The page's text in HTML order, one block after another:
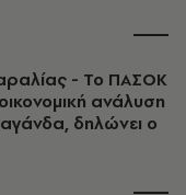
- Το ΠΑΣΟΚ
ανάλυση
δηλώνει ο